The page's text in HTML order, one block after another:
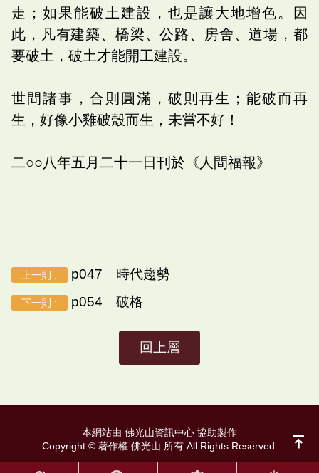
走；如果能破土建設，也是讓大地增色。因
此，凡有建築、橋梁、公路、房舍、道場，都
要破土，破土才能開工建設。
世間諸事，合則圓滿，破則再生；能破而再
生，好像小雞破殼而生，未嘗不好！
二○○八年五月二十一日刊於《人間福報》
上一則 : p047 時代趨勢
下一則 : p054 破格
回上層
本網站由 佛光山資訊中心 協助製作
Copyright © 著作權 佛光山 所有 All Rights Reserved.